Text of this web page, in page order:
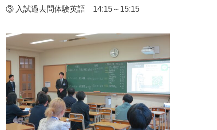
③ 入試過去問体験英語 14:15～15:15